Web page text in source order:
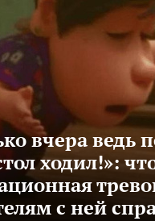
вчера ведь
ходил!»:
с ней